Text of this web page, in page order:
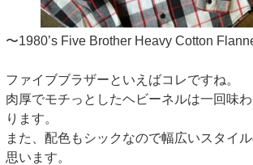
〜1980’s Five Brother Heavy Cotton
ファイブブラザーといえばコレですね。
肉厚でモチっとしたヘビーネルは一回味
ります。
また、配色もシックなので幅広いスタイ
思います。